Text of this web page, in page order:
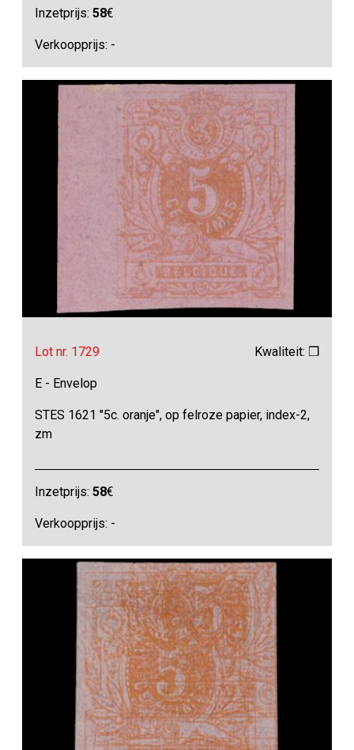
Inzetprijs:58€
Verkoopprijs: -
Lot nr. 1729 Kwaliteit: ❒
E - Envelop
STES 1621 "5c. oranje", op felroze papier, index-2,
zm
Inzetprijs:58€
Verkoopprijs: -